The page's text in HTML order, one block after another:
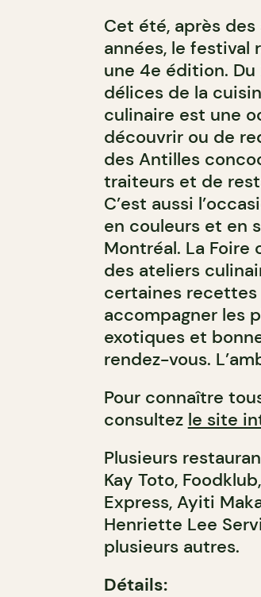
Cet été, après
années, le festival
une 4e édition.
délices de la
culinaire est une
découvrir ou de
des Antilles
traiteurs et de
C’est aussi
en couleurs et en
Montréal. La Foire
des ateliers
certaines
accompagner les
exotiques et
rendez-vous.
Pour connaître
consultez le site
Plusieurs
Kay Toto,
Express, Ayiti
Henriette Lee
plusieurs autres.
Détails: